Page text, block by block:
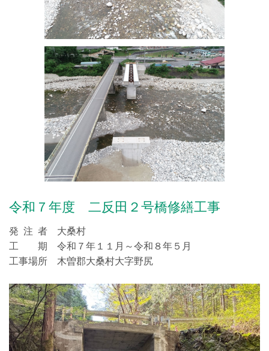
令和７年度 二反田２号橋修繕工事
発 注 者 大桑村
工 期 令和７年１１月～令和８年５月
工事場所 木曽郡大桑村大字野尻